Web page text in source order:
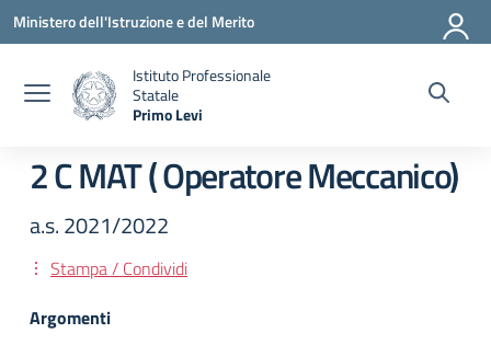
Vai ai contenuti
Vai al menu di navigazione
Vai al footer
Ministero dell'Istruzione e del Merito
Istituto Professionale
Statale
Primo Levi
2 C MAT ( Operatore Meccanico)
a.s. 2021/2022
Stampa / Condividi
Argomenti